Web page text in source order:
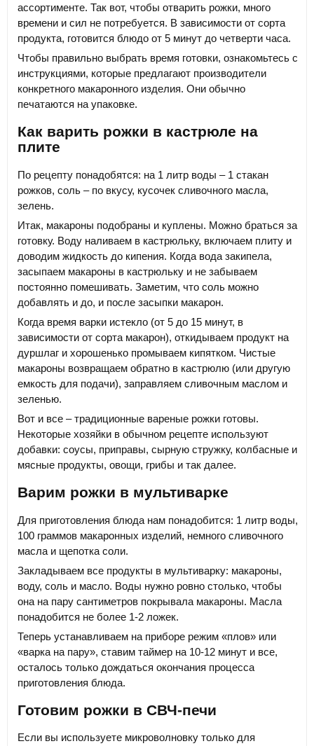
ассортименте. Так вот, чтобы отварить рожки, много
времени и сил не потребуется. В зависимости от сорта
продукта, готовится блюдо от 5 минут до четверти часа.
Чтобы правильно выбрать время готовки, ознакомьтесь с
инструкциями, которые предлагают производители
конкретного макаронного изделия. Они обычно
печатаются на упаковке.
Как варить рожки в кастрюле на
плите
По рецепту понадобятся: на 1 литр воды – 1 стакан
рожков, соль – по вкусу, кусочек сливочного масла,
зелень.
Итак, макароны подобраны и куплены. Можно браться за
готовку. Воду наливаем в кастрюльку, включаем плиту и
доводим жидкость до кипения. Когда вода закипела,
засыпаем макароны в кастрюльку и не забываем
постоянно помешивать. Заметим, что соль можно
добавлять и до, и после засыпки макарон.
Когда время варки истекло (от 5 до 15 минут, в
зависимости от сорта макарон), откидываем продукт на
дуршлаг и хорошенько промываем кипятком. Чистые
макароны возвращаем обратно в кастрюлю (или другую
емкость для подачи), заправляем сливочным маслом и
зеленью.
Вот и все – традиционные вареные рожки готовы.
Некоторые хозяйки в обычном рецепте используют
добавки: соусы, приправы, сырную стружку, колбасные и
мясные продукты, овощи, грибы и так далее.
Варим рожки в мультиварке
Для приготовления блюда нам понадобится: 1 литр воды,
100 граммов макаронных изделий, немного сливочного
масла и щепотка соли.
Закладываем все продукты в мультиварку: макароны,
воду, соль и масло. Воды нужно ровно столько, чтобы
она на пару сантиметров покрывала макароны. Масла
понадобится не более 1-2 ложек.
Теперь устанавливаем на приборе режим «плов» или
«варка на пару», ставим таймер на 10-12 минут и все,
осталось только дождаться окончания процесса
приготовления блюда.
Готовим рожки в СВЧ-печи
Если вы используете микроволновку только для